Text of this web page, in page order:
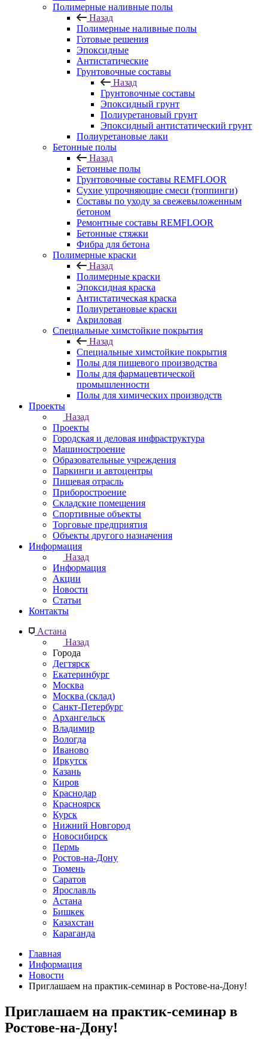
Полимерные наливные полы
Назад
Полимерные наливные полы
Готовые решения
Эпоксидные
Антистатические
Грунтовочные составы
Назад
Грунтовочные составы
Эпоксидный грунт
Полиуретановый грунт
Эпоксидный антистатический грунт
Полиуретановые лаки
Бетонные полы
Назад
Бетонные полы
Грунтовочные составы REMFLOOR
Сухие упрочняющие смеси (топпинги)
Составы по уходу за свежевыложенным
бетоном
Ремонтные составы REMFLOOR
Бетонные стяжки
Фибра для бетона
Полимерные краски
Назад
Полимерные краски
Эпоксидная краска
Антистатическая краска
Полиуретановые краски
Акриловая
Специальные химстойкие покрытия
Назад
Специальные химстойкие покрытия
Полы для пищевого производства
Полы для фармацевтической
промышленности
Полы для химических производств
Проекты
Назад
Проекты
Городская и деловая инфраструктура
Машиностроение
Образовательные учреждения
Паркинги и автоцентры
Пищевая отрасль
Приборостроение
Складские помещения
Спортивные объекты
Торговые предприятия
Объекты другого назначения
Информация
Назад
Информация
Акции
Новости
Статьи
Контакты
Астана
Назад
Города
Дегтярск
Екатеринбург
Москва
Москва (склад)
Санкт-Петербург
Архангельск
Владимир
Вологда
Иваново
Иркутск
Казань
Киров
Краснодар
Красноярск
Курск
Нижний Новгород
Новосибирск
Пермь
Ростов-на-Дону
Тюмень
Саратов
Ярославль
Астана
Бишкек
Казахстан
Караганда
Главная
Информация
Новости
Приглашаем на практик-семинар в Ростове-на-Дону!
Приглашаем на практик-семинар в
Ростове-на-Дону!